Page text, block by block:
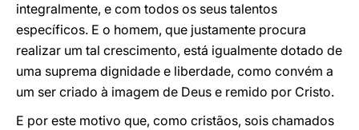
integralmente, e com todos os seus talentos
específicos. E o homem, que justamente procura
realizar um tal crescimento, está igualmente dotado de
uma suprema dignidade e liberdade, como convém a
um ser criado à imagem de Deus e remido por Cristo.
E por este motivo que, como cristãos, sois chamados